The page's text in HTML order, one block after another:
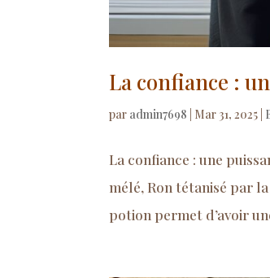
La confiance :
par admin7698 Mar 31, 2025
La confiance : une
mélé, Ron tétanisé par
potion permet d’avoir